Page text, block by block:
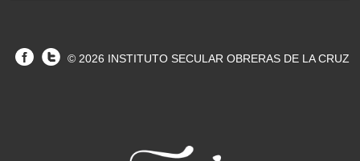
© 2026 INSTITUTO SECULAR OBRERAS DE LA CRUZ